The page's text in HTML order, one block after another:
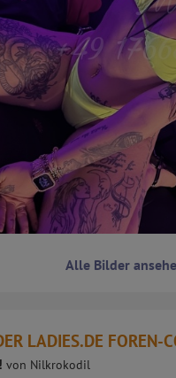
Alle Bilder
LADIES.DE FOREN-
von Nilkrokodil